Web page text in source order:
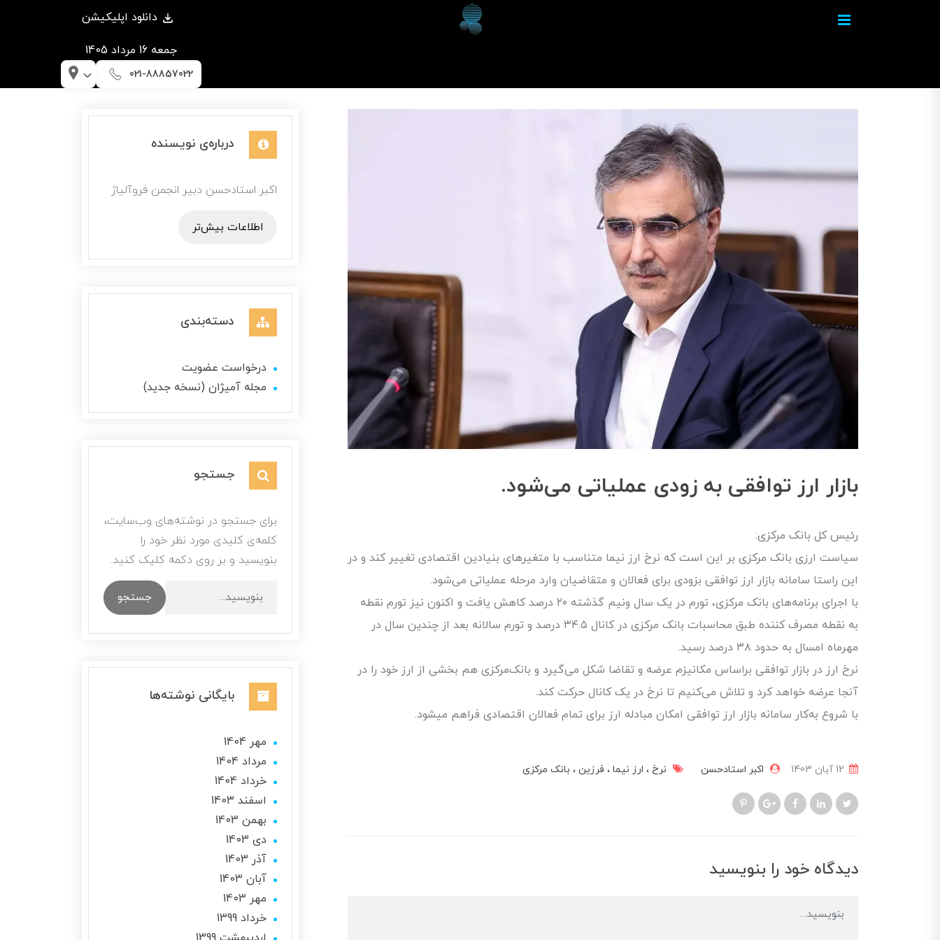
دانلود اپلیکیشن
جمعه 16 مرداد 1405
021-88857022
بازار ارز توافقی به زودی عملیاتی می‌شود.
رئیس کل بانک مرکزی:
سیاست ارزی بانک مرکزی بر این است که نرخ ارز نیما متناسب با متغیرهای بنیادین اقتصادی تغییر کند و در
این راستا سامانه بازار ارز توافقی بزودی برای فعالان و متقاضیان وارد مرحله عملیاتی می‌شود.
با اجرای برنامه‌های بانک مرکزی، تورم در یک سال ونیم گذشته ۲۰ درصد کاهش یافت و اکنون نیز تورم نقطه
به نقطه مصرف کننده طبق محاسبات بانک مرکزی در کانال ۳۴.۵ درصد و تورم سالانه بعد از چندین سال در
مهرماه امسال به حدود ۳۸ درصد رسید.
نرخ ارز در بازار توافقی براساس مکانیزم عرضه و تقاضا شکل می‎‌گیرد و بانک‌مرکزی هم بخشی از ارز خود را در
آنجا عرضه خواهد کرد و تلاش می‎‌کنیم تا نرخ در یک کانال حرکت کند.
با شروع به‌کار سامانه بازار ارز توافقی امکان مبادله ارز برای تمام فعالان اقتصادی فراهم می‎شود.
اکبر استادحسن نرخ ارز نیما فرزین بانک مرکزی
دیدگاه خود را بنویسید
درباره‌ی نویسنده
اکبر استادحسن دبیر انجمن فروآلیاژ
اطلاعات بیش‌تر
دسته‌بندی
درخواست عضویت
مجله آمیژان (نسخه جدید)
جستجو
برای جستجو در نوشته‌های وب‌سایت،
کلمه‌ی کلیدی مورد نظر خود را
بنویسید و بر روی دکمه کلیک کنید.
جستجو
بایگانی نوشته‌ها
مهر 1404
مرداد 1404
خرداد 1404
اسفند 1403
بهمن 1403
دی 1403
آذر 1403
آبان 1403
مهر 1403
خرداد 1399